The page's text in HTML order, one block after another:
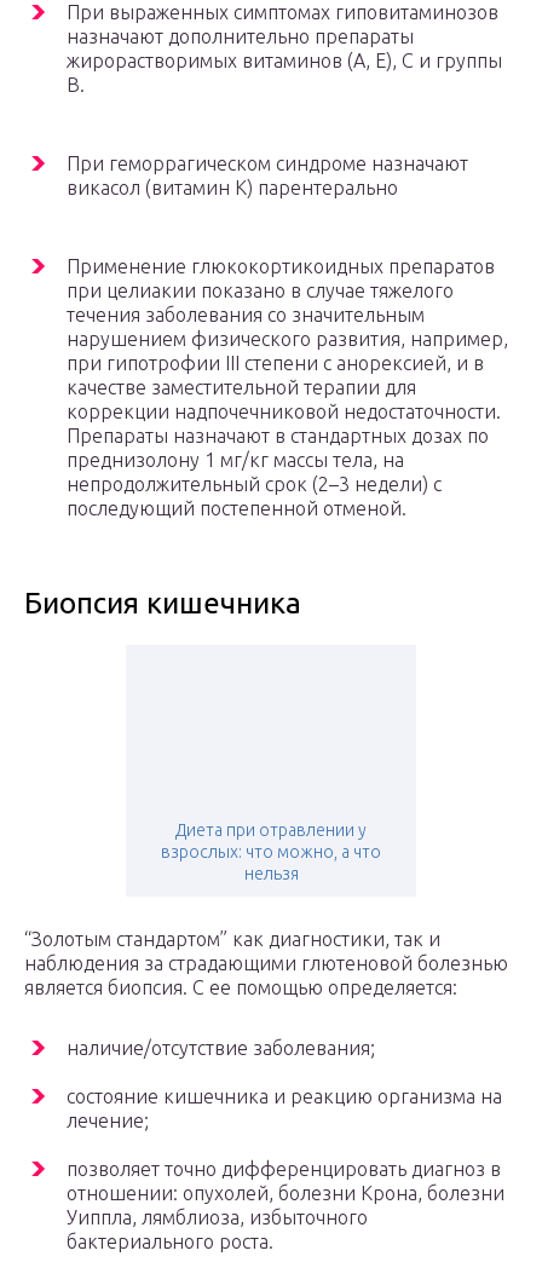
При выраженных симптомах гиповитаминозов
назначают дополнительно препараты
жирорастворимых витаминов (А, Е), C и группы
В.
При геморрагическом синдроме назначают
викасол (витамин К) парентерально
Применение глюкокортикоидных препаратов
при целиакии показано в случае тяжелого
течения заболевания со значительным
нарушением физического развития, например,
при гипотрофии III степени с анорексией, и в
качестве заместительной терапии для
коррекции надпочечниковой недостаточности.
Препараты назначают в стандартных дозах по
преднизолону 1 мг/кг массы тела, на
непродолжительный срок (2–3 недели) с
последующий постепенной отменой.
Биопсия кишечника
Диета при отравлении у
взрослых: что можно, а что
нельзя
“Золотым стандартом” как диагностики, так и
наблюдения за страдающими глютеновой болезнью
является биопсия. С ее помощью определяется:
наличие/отсутствие заболевания;
состояние кишечника и реакцию организма на
лечение;
позволяет точно дифференцировать диагноз в
отношении: опухолей, болезни Крона, болезни
Уиппла, лямблиоза, избыточного
бактериального роста.